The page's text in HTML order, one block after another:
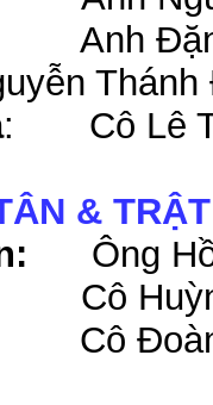
Đặng
: Cô Lê
&
Ông Hồ
Huỳnh
Đoàn